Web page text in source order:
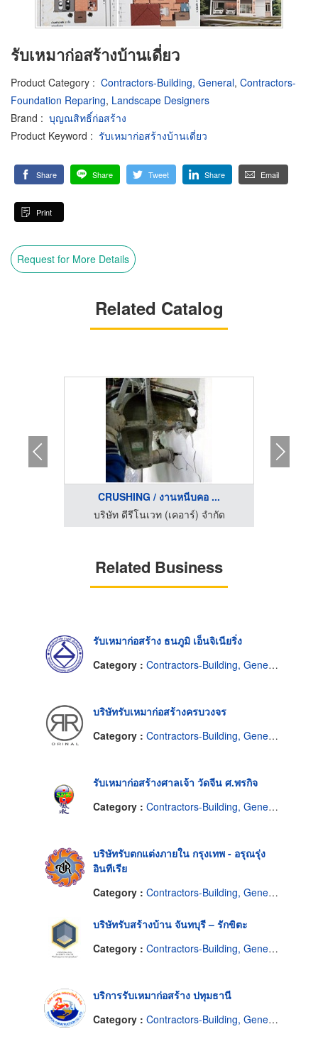
รับเหมาก่อสร้างบ้านเดี่ยว
Product Category : Contractors-Building, General, Contractors-
Foundation Reparing, Landscape Designers
Brand : บุญณสิทธิ์ก่อสร้าง
Product Keyword : รับเหมาก่อสร้างบ้านเดี่ยว
Share Share Tweet Share Email
Print
Request for More Details
Related Catalog
CRUSHING / งานหนีบคอ ...
บริษัท ดีรีโนเวท (เคอาร์) จำกัด
Related Business
รับเหมาก่อสร้าง ธนภูมิ เอ็นจิเนียริ่ง
Category : Contractors-Building, General
บริษัทรับเหมาก่อสร้างครบวงจร
Category : Contractors-Building, General
รับเหมาก่อสร้างศาลเจ้า วัดจีน ศ.พรกิจ
Category : Contractors-Building, General
บริษัทรับตกแต่งภายใน กรุงเทพ - อรุณรุ่ง
อินทีเรีย
Category : Contractors-Building, General
บริษัทรับสร้างบ้าน จันทบุรี – รักขิตะ
Category : Contractors-Building, General
บริการรับเหมาก่อสร้าง ปทุมธานี
Category : Contractors-Building, General